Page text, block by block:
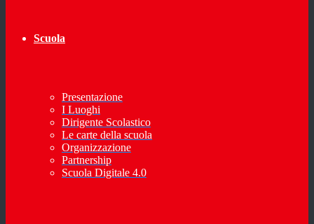
Scuola
Presentazione
I Luoghi
Dirigente Scolastico
Le carte della scuola
Organizzazione
Partnership
Scuola Digitale 4.0